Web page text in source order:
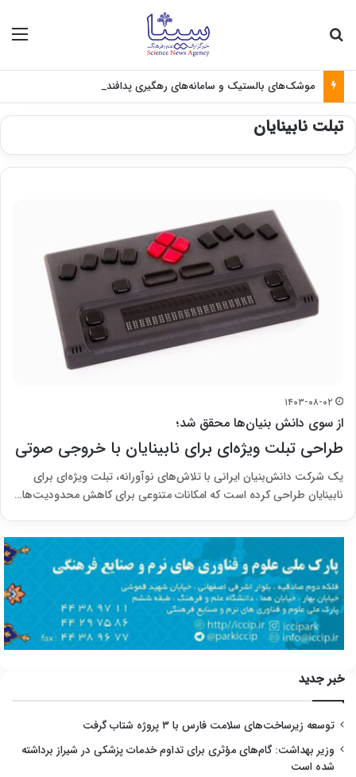
تبلت نابینایان
۱۴۰۳-۰۸-۰۲
از سوی دانش بنیان‌ها محقق شد؛
طراحی تبلت ویژه‌ای برای نابینایان با خروجی صوتی
یک شرکت دانش‌بنیان ایرانی با تلاش‌های نوآورانه، تبلت ویژه‌ای برای
نابینایان طراحی کرده است که امکانات متنوعی برای کاهش محدودیت‌ها…
خبر جدید
توسعه زیرساخت‌های سلامت فارس با ۳ پروژه شتاب گرفت
وزیر بهداشت: گام‌های مؤثری برای تداوم خدمات پزشکی در شیراز برداشته
شده است